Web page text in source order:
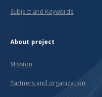
Subject and Keywords
About project
Mission
Partners and organization